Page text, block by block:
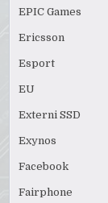
EPIC Games
Ericsson
Esport
EU
Externi SSD
Exynos
Facebook
Fairphone